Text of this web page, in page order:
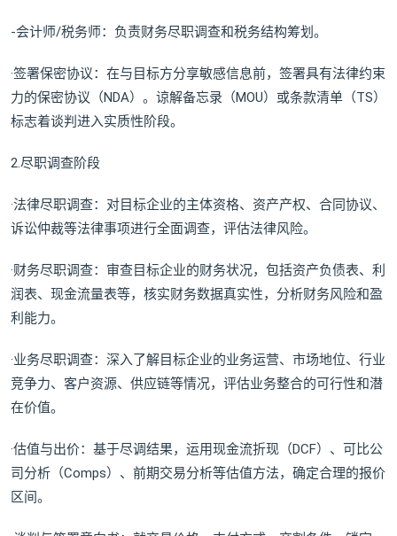
-会计师/税务师：负责财务尽职调查和税务结构筹划。
·签署保密协议：在与目标方分享敏感信息前，签署具有法律约束
力的保密协议（NDA）。谅解备忘录（MOU）或条款清单（TS）
标志着谈判进入实质性阶段。
2.尽职调查阶段
·法律尽职调查：对目标企业的主体资格、资产产权、合同协议、
诉讼仲裁等法律事项进行全面调查，评估法律风险。
·财务尽职调查：审查目标企业的财务状况，包括资产负债表、利
润表、现金流量表等，核实财务数据真实性，分析财务风险和盈
利能力。
·业务尽职调查：深入了解目标企业的业务运营、市场地位、行业
竞争力、客户资源、供应链等情况，评估业务整合的可行性和潜
在价值。
·估值与出价：基于尽调结果，运用现金流折现（DCF）、可比公
司分析（Comps）、前期交易分析等估值方法，确定合理的报价
区间。